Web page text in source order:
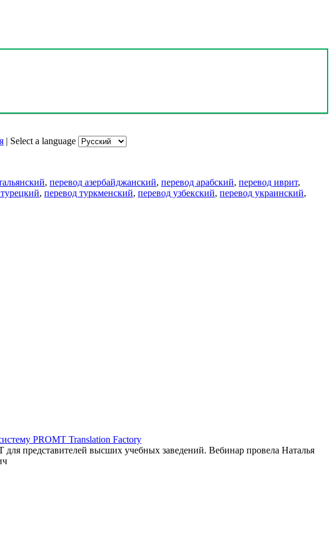
| Select a language
, перевод азербайджанский, перевод арабский, перевод иврит,
, перевод туркменский, перевод узбекский, перевод украинский,
PROMT Translation Factory
представителей высших учебных заведений. Вебинар провела Наталья